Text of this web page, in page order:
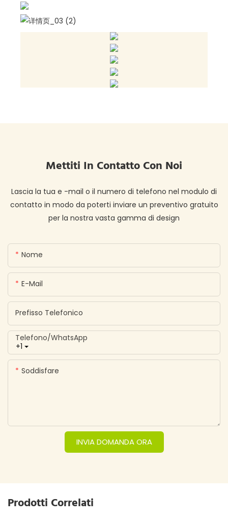
Mettiti In Contatto Con Noi
Lascia la tua e -mail o il numero di telefono nel modulo di
contatto in modo da poterti inviare un preventivo gratuito
per la nostra vasta gamma di design
Nome
E-Mail
Prefisso Telefonico
+1
Telefono/WhatsApp
Soddisfare
INVIA DOMANDA ORA
Prodotti Correlati